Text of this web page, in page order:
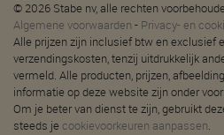
© 2026 Stabe nv, alle rechten
Algemene voorwaarden - Privacy- en
Alle prijzen zijn inclusief btw en exclusief
verzendingskosten, tenzij uitdrukkelijk
vermeld. Alle producten, prijzen,
informatie op deze website zijn onder
Om je beter van dienst te zijn, gebruikt
steeds je cookievoorkeuren aanpassen.